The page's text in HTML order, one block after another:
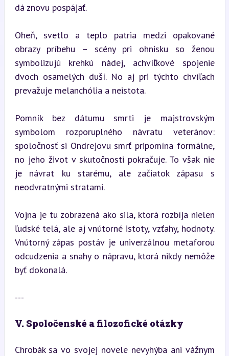
dá znovu pospájať.
Oheň, svetlo a teplo patria medzi opakované
obrazy príbehu – scény pri ohnisku so ženou
symbolizujú krehkú nádej, achvíľkové spojenie
dvoch osamelých duší. No aj pri týchto chvíľach
prevažuje melanchólia a neistota.
Pomník bez dátumu smrti je majstrovským
symbolom rozporuplného návratu veteránov:
spoločnosť si Ondrejovu smrť pripomína formálne,
no jeho život v skutočnosti pokračuje. To však nie
je návrat ku starému, ale začiatok zápasu s
neodvratnými stratami.
Vojna je tu zobrazená ako sila, ktorá rozbíja nielen
ľudské telá, ale aj vnútorné istoty, vzťahy, hodnoty.
Vnútorný zápas postáv je univerzálnou metaforou
odcudzenia a snahy o nápravu, ktorá nikdy nemôže
byť dokonalá.
---
V. Spoločenské a filozofické otázky
Chrobák sa vo svojej novele nevyhýba ani vážnym